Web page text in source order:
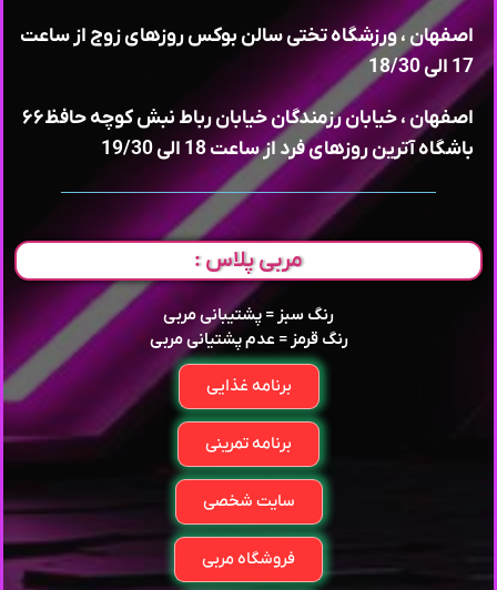
اصفهان ، ورزشگاه تختی سالن بوکس روزهای زوج از ساعت
17 الی 18/30
اصفهان ، خیابان رزمندگان خیابان رباط نبش کوچه حافظ۶۶
باشگاه آترین روزهای فرد از ساعت 18 الی 19/30
مربی پلاس :
رنگ سبز = پشتیبانی مربی
رنگ قرمز = عدم پشتیانی مربی
برنامه غذایی
برنامه تمرینی
سایت شخصی
فروشگاه مربی